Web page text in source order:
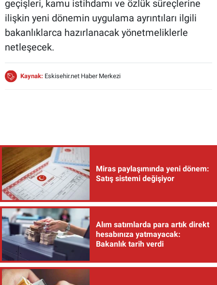
geçişleri, kamu istihdamı ve özlük süreçlerine
ilişkin yeni dönemin uygulama ayrıntıları ilgili
bakanlıklarca hazırlanacak yönetmeliklerle
netleşecek.
Kaynak: Eskisehir.net Haber Merkezi
Miras paylaşımında yeni dönem:
Satış sistemi değişiyor
Alım satımlarda para artık direkt
hesabınıza yatmayacak:
Bakanlık tarih verdi